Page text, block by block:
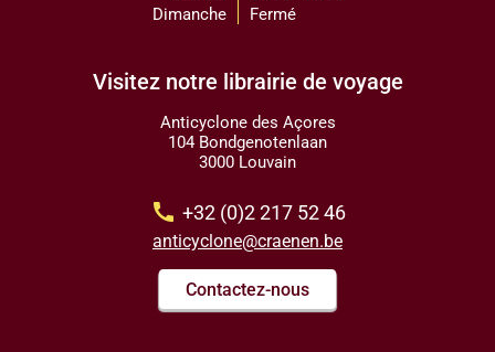
Dimanche
Fermé
Visitez notre librairie de voyage
Anticyclone des Açores
104 Bondgenotenlaan
3000 Louvain
call +32 (0)2 217 52 46
anticyclone@craenen.be
Contactez-nous